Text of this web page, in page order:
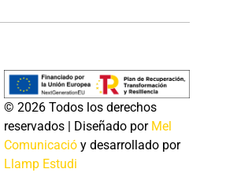
© 2026 Todos los derechos
reservados | Diseñado por Mel
Comunicació y desarrollado por
Llamp Estudi